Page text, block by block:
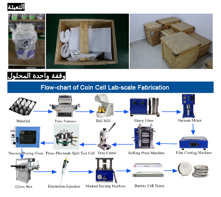
التعبئة
وقفة واحدة المحلول